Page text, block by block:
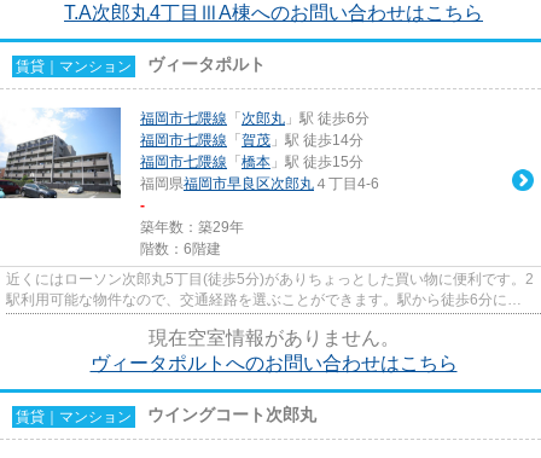
T.A次郎丸4丁目ⅢA棟へのお問い合わせはこちら
賃貸｜マンション ヴィータポルト
福岡市七隈線 「 次郎丸 」駅 徒歩6分
福岡市七隈線 「 賀茂 」駅 徒歩14分
福岡市七隈線 「 橋本 」駅 徒歩15分
福岡県福岡市早良区次郎丸 ４丁目4-6
-
築年数：築29年
階数：6階建
近くにはローソン次郎丸5丁目(徒歩5分)がありちょっとした買い物に便利です。2
駅利用可能な物件なので、交通経路を選ぶことができます。駅から徒歩6分にあ
現在空室情報がありません。
ヴィータポルトへのお問い合わせはこちら
賃貸｜マンション ウイングコート次郎丸